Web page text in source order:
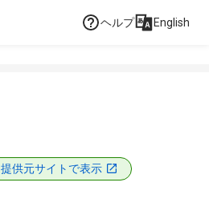
ヘルプ English
提供元サイトで表示